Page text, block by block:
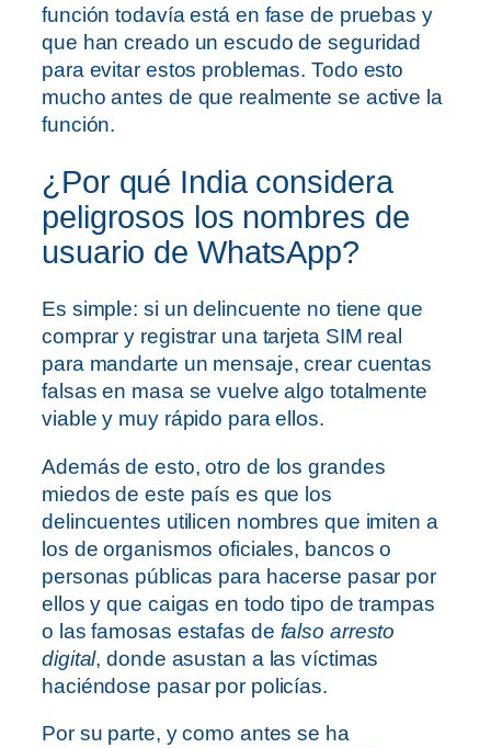
función todavía está en fase de pruebas y
que han creado un escudo de seguridad
para evitar estos problemas. Todo esto
mucho antes de que realmente se active la
función.
¿Por qué India considera
peligrosos los nombres de
usuario de WhatsApp?
Es simple: si un delincuente no tiene que
comprar y registrar una tarjeta SIM real
para mandarte un mensaje, crear cuentas
falsas en masa se vuelve algo totalmente
viable y muy rápido para ellos.
Además de esto, otro de los grandes
miedos de este país es que los
delincuentes utilicen nombres que imiten a
los de organismos oficiales, bancos o
personas públicas para hacerse pasar por
ellos y que caigas en todo tipo de trampas
o las famosas estafas de falso arresto
digital, donde asustan a las víctimas
haciéndose pasar por policías.
Por su parte, y como antes se ha